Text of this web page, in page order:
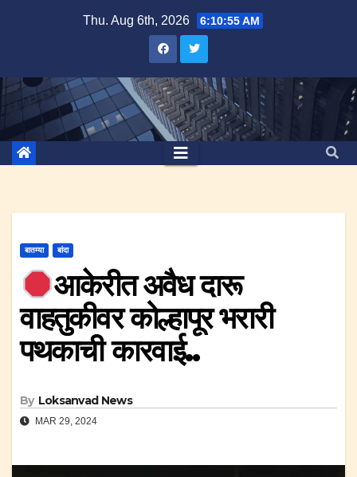
Thu. Aug 6th, 2026 6:10:56 AM
बातम्या बांदा
आकेरीत अवैध दारू
वाहतुकीवर कोल्हापूर भरारी
पथकाची कारवाई..
By Loksanvad News
MAR 29, 2024